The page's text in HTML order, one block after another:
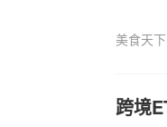
美食天下
跨境